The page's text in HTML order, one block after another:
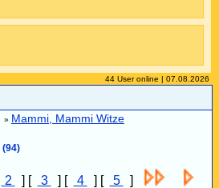
44 User online | 07.08.2026
» Mammi, Mammi Witze
(94)
2 ] [ 3 ] [ 4 ] [ 5 ]